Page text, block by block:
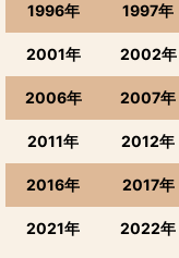
1996年 1997年
2001年 2002年
2006年 2007年
2011年 2012年
2016年 2017年
2021年 2022年